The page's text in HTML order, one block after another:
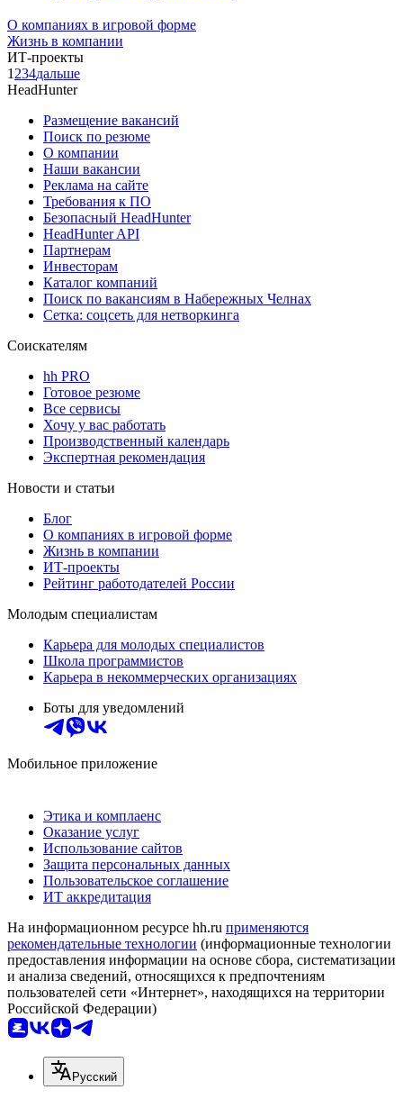
О компаниях в игровой форме
Жизнь в компании
ИТ-проекты
1 234дальше
HeadHunter
Размещение вакансий
Поиск по резюме
О компании
Наши вакансии
Реклама на сайте
Требования к ПО
Безопасный HeadHunter
HeadHunter API
Партнерам
Инвесторам
Каталог компаний
Поиск по вакансиям в Набережных Челнах
Сетка: соцсеть для нетворкинга
Соискателям
hh PRO
Готовое резюме
Все сервисы
Хочу у вас работать
Производственный календарь
Экспертная рекомендация
Новости и статьи
Блог
О компаниях в игровой форме
Жизнь в компании
ИТ-проекты
Рейтинг работодателей России
Молодым специалистам
Карьера для молодых специалистов
Школа программистов
Карьера в некоммерческих организациях
Боты для уведомлений
Мобильное приложение
Этика и комплаенс
Оказание услуг
Использование сайтов
Защита персональных данных
Пользовательское соглашение
ИТ аккредитация
На информационном ресурсе hh.ru применяются
рекомендательные технологии (информационные технологии
предоставления информации на основе сбора, систематизации
и анализа сведений, относящихся к предпочтениям
пользователей сети «Интернет», находящихся на территории
Российской Федерации)
Русский